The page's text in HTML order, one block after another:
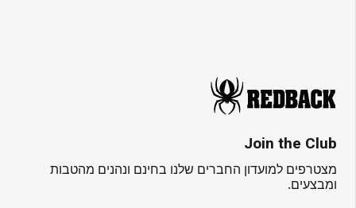
Join the Club
מצטרפים למועדון החברים שלנו בחינם ונהנים מהטבות
ומבצעים.